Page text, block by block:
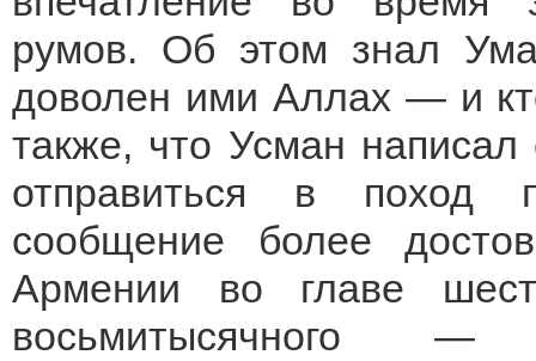
румов. Об этом знал
доволен ими Аллах — и
также, что Усман
отправиться в поход
сообщение более
Армении во главе